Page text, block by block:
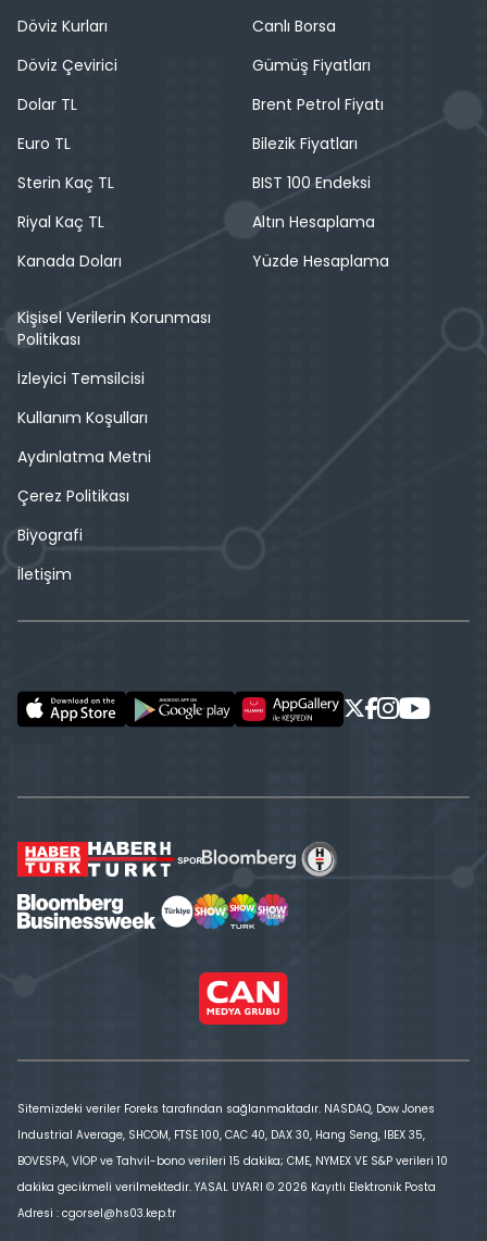
Döviz Kurları
Döviz Çevirici
Dolar TL
Euro TL
Sterin Kaç TL
Riyal Kaç TL
Kanada Doları
Canlı Borsa
Gümüş Fiyatları
Brent Petrol Fiyatı
Bilezik Fiyatları
BIST 100 Endeksi
Altın Hesaplama
Yüzde Hesaplama
Kişisel Verilerin Korunması
Politikası
İzleyici Temsilcisi
Kullanım Koşulları
Aydınlatma Metni
Çerez Politikası
Biyografi
İletişim
Sitemizdeki veriler Foreks tarafından sağlanmaktadır. NASDAQ, Dow Jones
Industrial Average, SHCOM, FTSE 100, CAC 40, DAX 30, Hang Seng, IBEX 35,
BOVESPA, VİOP ve Tahvil-bono verileri 15 dakika; CME, NYMEX VE S&P verileri 10
dakika gecikmeli verilmektedir. YASAL UYARI © 2026 Kayıtlı Elektronik Posta
Adresi : cgorsel@hs03.kep.tr